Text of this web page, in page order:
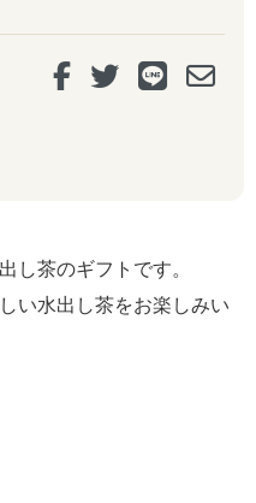
し茶のギフトです。
い水出し茶をお楽しみい